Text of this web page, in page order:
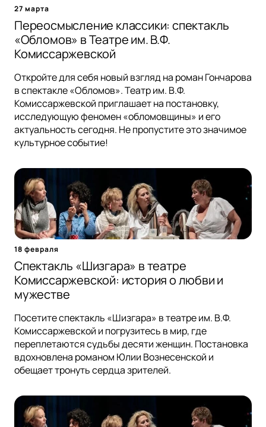
27 марта
Переосмысление классики: спектакль
«Обломов» в Театре им. В.Ф.
Комиссаржевской
Откройте для себя новый взгляд на роман Гончарова
в спектакле «Обломов». Театр им. В.Ф.
Комиссаржевской приглашает на постановку,
исследующую феномен «обломовщины» и его
актуальность сегодня. Не пропустите это значимое
культурное событие!
18 февраля
Спектакль «Шизгара» в театре
Комиссаржевской: история о любви и
мужестве
Посетите спектакль «Шизгара» в театре им. В.Ф.
Комиссаржевской и погрузитесь в мир, где
переплетаются судьбы десяти женщин. Постановка
вдохновлена романом Юлии Вознесенской и
обещает тронуть сердца зрителей.